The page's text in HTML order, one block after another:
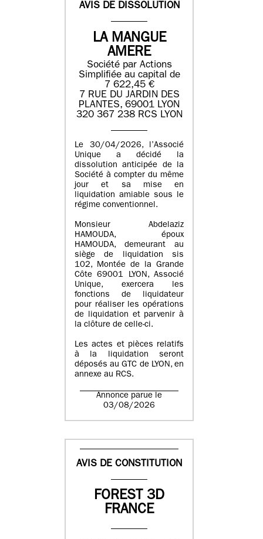
AVIS DE DISSOLUTION
LA MANGUE
AMERE
Société par Actions
Simplifiée au capital de
7 622,45 €
7 RUE DU JARDIN DES
PLANTES, 69001 LYON
320 367 238 RCS LYON
Le 30/04/2026, l’Associé
Unique a décidé la
dissolution anticipée de la
Société à compter du même
jour et sa mise en
liquidation amiable sous le
régime conventionnel.
Monsieur Abdelaziz
HAMOUDA, époux
HAMOUDA, demeurant au
siège de liquidation sis
102, Montée de la Grande
Côte 69001 LYON, Associé
Unique, exercera les
fonctions de liquidateur
pour réaliser les opérations
de liquidation et parvenir à
la clôture de celle-ci.
Les actes et pièces relatifs
à la liquidation seront
déposés au GTC de LYON, en
annexe au RCS.
Annonce parue le
03/08/2026
AVIS DE CONSTITUTION
FOREST 3D
FRANCE